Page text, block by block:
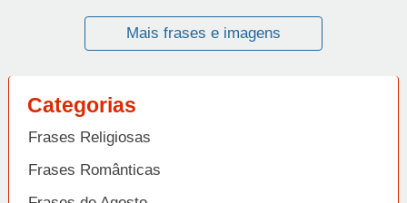
Mais frases e imagens
Categorias
Frases Religiosas
Frases Românticas